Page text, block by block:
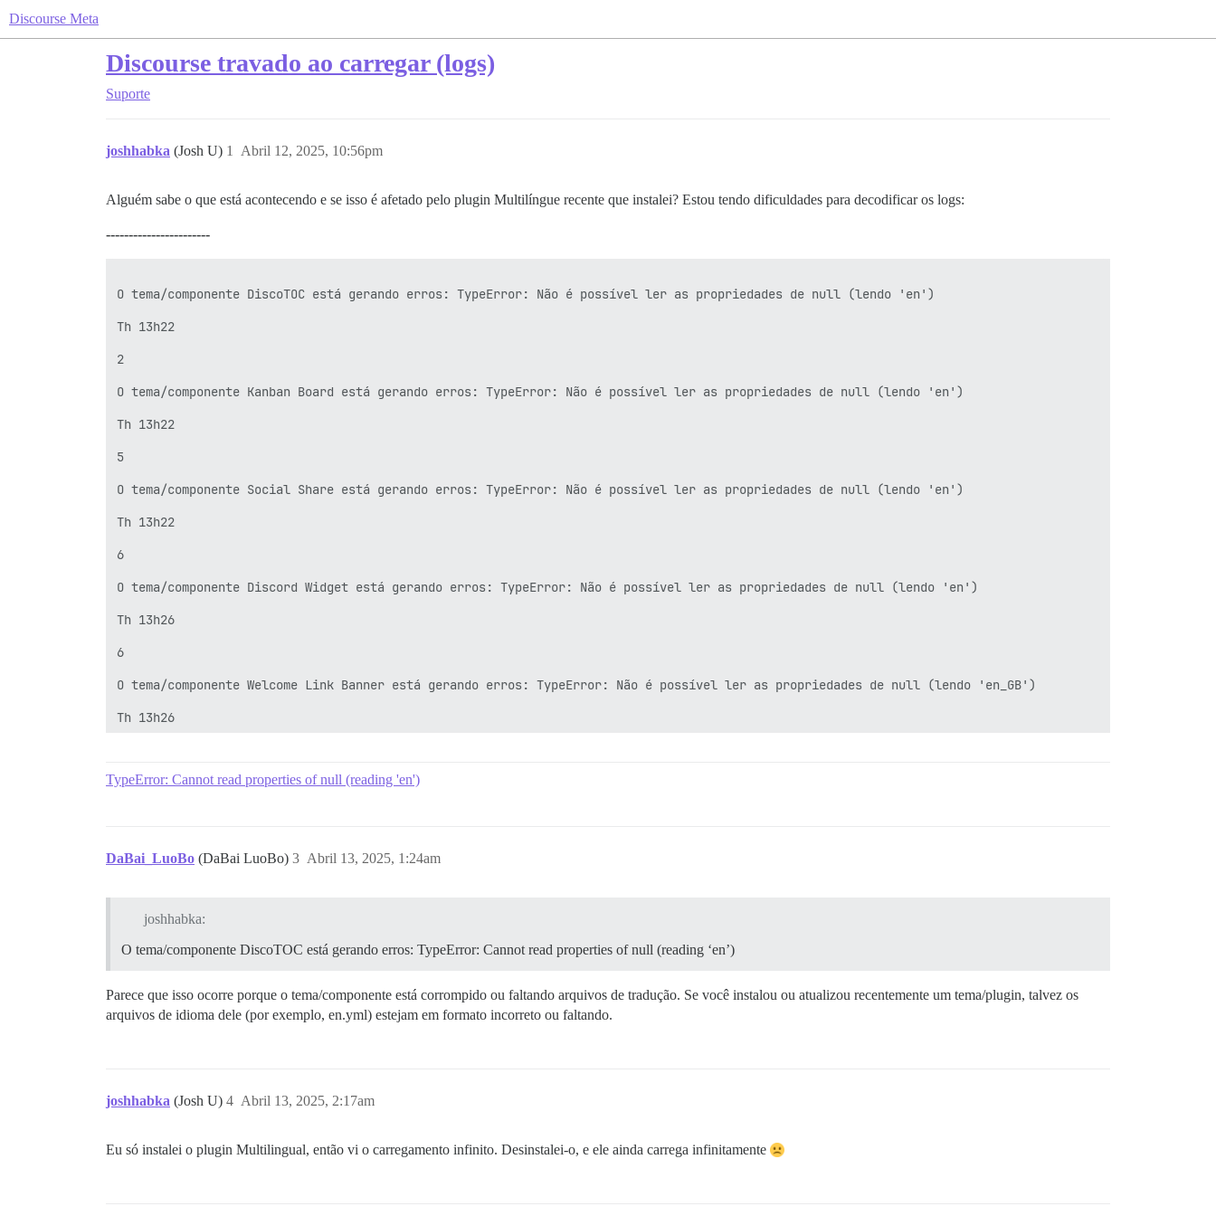
Discourse Meta
Discourse travado ao carregar (logs)
Suporte
joshhabka (Josh U) Abril 12, 2025, 10:56pm
1
Alguém sabe o que está acontecendo e se isso é afetado pelo plugin Multilíngue recente que instalei? Estou tendo dificuldades para decodificar os logs:
-----------------------
O tema/componente DiscoTOC está gerando erros: TypeError: Não é possível ler as propriedades de null (lendo 'en')
Th 13h22
2
O tema/componente Kanban Board está gerando erros: TypeError: Não é possível ler as propriedades de null (lendo 'en')
Th 13h22
5
O tema/componente Social Share está gerando erros: TypeError: Não é possível ler as propriedades de null (lendo 'en')
Th 13h22
6
O tema/componente Discord Widget está gerando erros: TypeError: Não é possível ler as propriedades de null (lendo 'en')
Th 13h26
6
O tema/componente Welcome Link Banner está gerando erros: TypeError: Não é possível ler as propriedades de null (lendo 'en_GB')
Th 13h26
Adicionar Grupos ao tema/componente About está gerando erros: TypeError: Não é possível ler as propriedades de null (lendo 'en')
Th 13h26
6
Th 13h26
Th 13h26
TypeError: Cannot read properties of null (reading 'en')
DaBai_LuoBo (DaBai LuoBo) Abril 13, 2025, 1:24am
3
joshhabka:
O tema/componente DiscoTOC está gerando erros: TypeError: Cannot read properties of null (reading ‘en’)
Parece que isso ocorre porque o tema/componente está corrompido ou faltando arquivos de tradução. Se você instalou ou atualizou recentemente um tema/plugin, talvez os
arquivos de idioma dele (por exemplo, en.yml) estejam em formato incorreto ou faltando.
joshhabka (Josh U) Abril 13, 2025, 2:17am
4
Eu só instalei o plugin Multilingual, então vi o carregamento infinito. Desinstalei-o, e ele ainda carrega infinitamente